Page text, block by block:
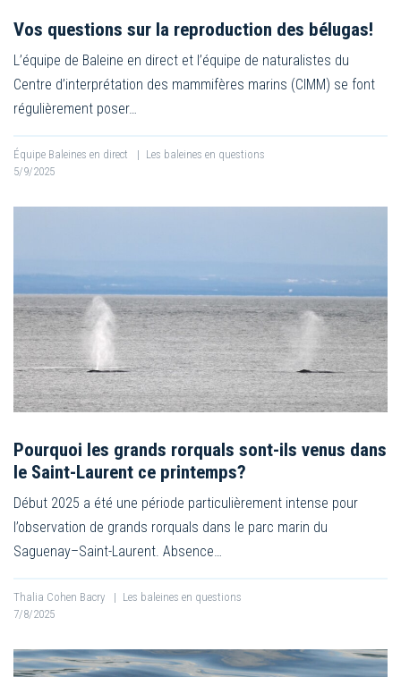
Vos questions sur la reproduction des bélugas!
L’équipe de Baleine en direct et l’équipe de naturalistes du
Centre d’interprétation des mammifères marins (CIMM) se font
régulièrement poser…
Équipe Baleines en direct | Les baleines en questions
5/9/2025
Pourquoi les grands rorquals sont-ils venus dans
le Saint-Laurent ce printemps?
Début 2025 a été une période particulièrement intense pour
l’observation de grands rorquals dans le parc marin du
Saguenay–Saint-Laurent. Absence…
Thalia Cohen Bacry | Les baleines en questions
7/8/2025